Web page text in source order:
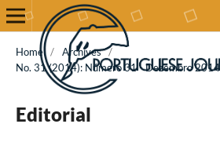
Home / Archives /
No. 31 (2014): Número 31 - Dezembro 2014
Editorial